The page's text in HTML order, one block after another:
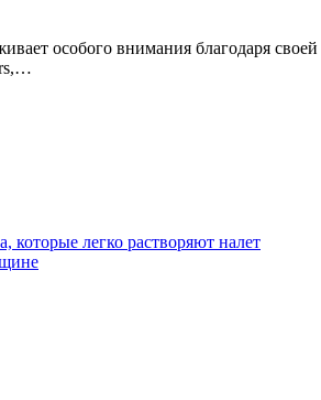
особого внимания благодаря
которые легко растворяют налет